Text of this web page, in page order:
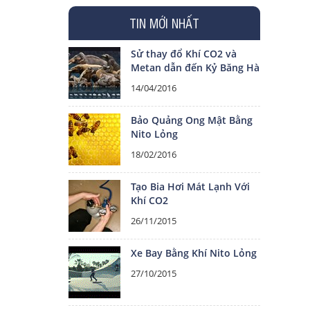
TIN MỚI NHẤT
Sử thay đổ Khí CO2 và
Metan dẫn đến Kỷ Băng Hà
14/04/2016
Bảo Quảng Ong Mật Bằng
Nito Lỏng
18/02/2016
Tạo Bia Hơi Mát Lạnh Với
Khí CO2
26/11/2015
Xe Bay Bằng Khí Nito Lỏng
27/10/2015